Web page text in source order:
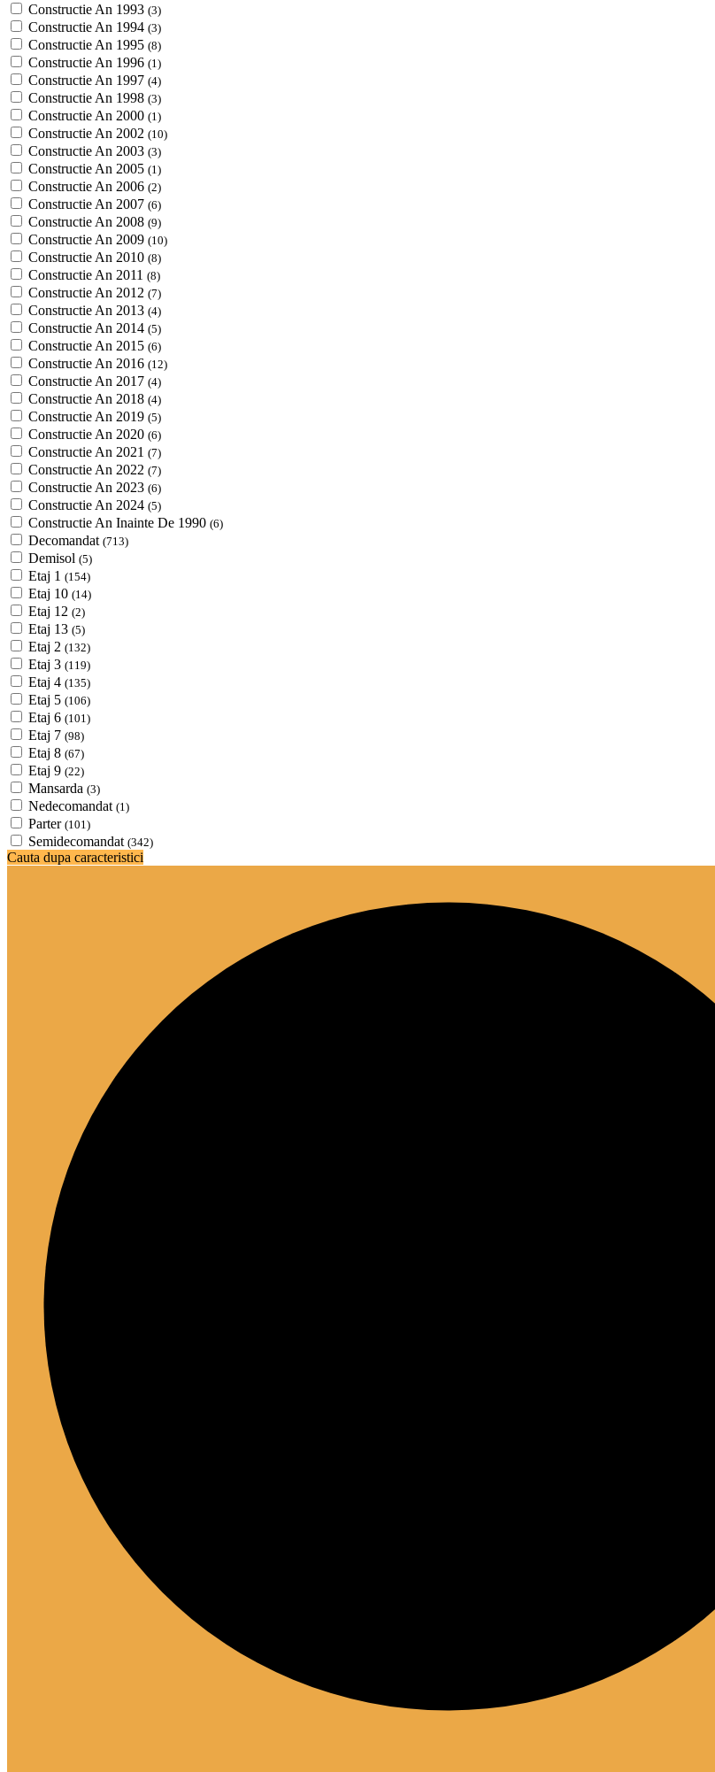
Constructie An 1993 (3)
Constructie An 1994 (3)
Constructie An 1995 (8)
Constructie An 1996 (1)
Constructie An 1997 (4)
Constructie An 1998 (3)
Constructie An 2000 (1)
Constructie An 2002 (10)
Constructie An 2003 (3)
Constructie An 2005 (1)
Constructie An 2006 (2)
Constructie An 2007 (6)
Constructie An 2008 (9)
Constructie An 2009 (10)
Constructie An 2010 (8)
Constructie An 2011 (8)
Constructie An 2012 (7)
Constructie An 2013 (4)
Constructie An 2014 (5)
Constructie An 2015 (6)
Constructie An 2016 (12)
Constructie An 2017 (4)
Constructie An 2018 (4)
Constructie An 2019 (5)
Constructie An 2020 (6)
Constructie An 2021 (7)
Constructie An 2022 (7)
Constructie An 2023 (6)
Constructie An 2024 (5)
Constructie An Inainte De 1990 (6)
Decomandat (713)
Demisol (5)
Etaj 1 (154)
Etaj 10 (14)
Etaj 12 (2)
Etaj 13 (5)
Etaj 2 (132)
Etaj 3 (119)
Etaj 4 (135)
Etaj 5 (106)
Etaj 6 (101)
Etaj 7 (98)
Etaj 8 (67)
Etaj 9 (22)
Mansarda (3)
Nedecomandat (1)
Parter (101)
Semidecomandat (342)
Cauta dupa caracteristici